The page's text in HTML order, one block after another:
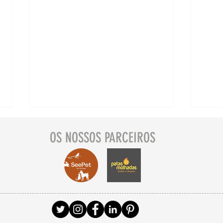
Descubra Setúbal com o
seu pet 🐾 Casa das
OS NOSSOS PARCEIROS